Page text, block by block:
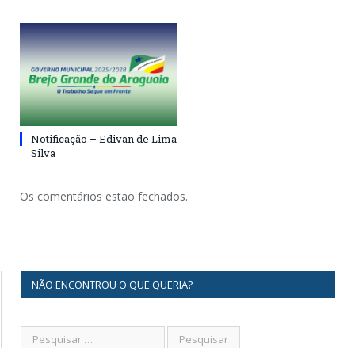
Notificação – Edivan de Lima
Silva
Os comentários estão fechados.
NÃO ENCONTROU O QUE QUERIA?